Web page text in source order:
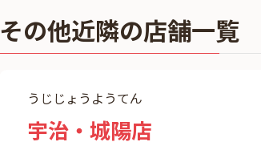
その他近隣の店舗一覧
うじじょうようてん
宇治・城陽店